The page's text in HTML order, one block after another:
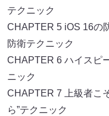
テクニック
CHAPTER 5 iOS 16の
防衛テクニック
CHAPTER 6 ハイスピ
ニック
CHAPTER 7 上級者こ
ら”テクニック